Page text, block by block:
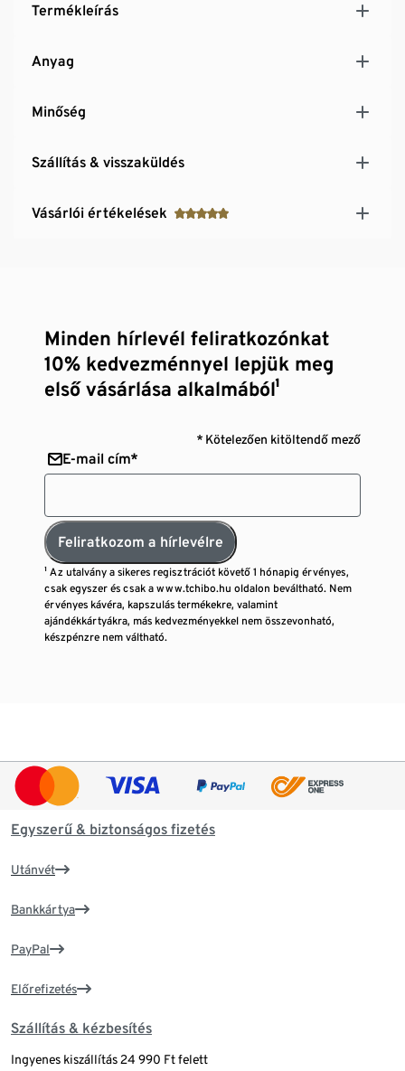
Termékleírás
Anyag
Minőség
Szállítás & visszaküldés
Vásárlói értékelések
Minden hírlevél feliratkozónkat
10% kedvezménnyel lepjük meg
első vásárlása alkalmából¹
* Kötelezően kitöltendő mező
E-mail cím*
Feliratkozom a hírlevélre
¹ Az utalvány a sikeres regisztrációt követő 1 hónapig érvényes,
csak egyszer és csak a www.tchibo.hu oldalon beváltható. Nem
érvényes kávéra, kapszulás termékekre, valamint
ajándékkártyákra, más kedvezményekkel nem összevonható,
készpénzre nem váltható.
Egyszerű & biztonságos fizetés
Utánvét
Bankkártya
PayPal
Előrefizetés
Szállítás & kézbesítés
Ingyenes kiszállítás 24 990 Ft felett